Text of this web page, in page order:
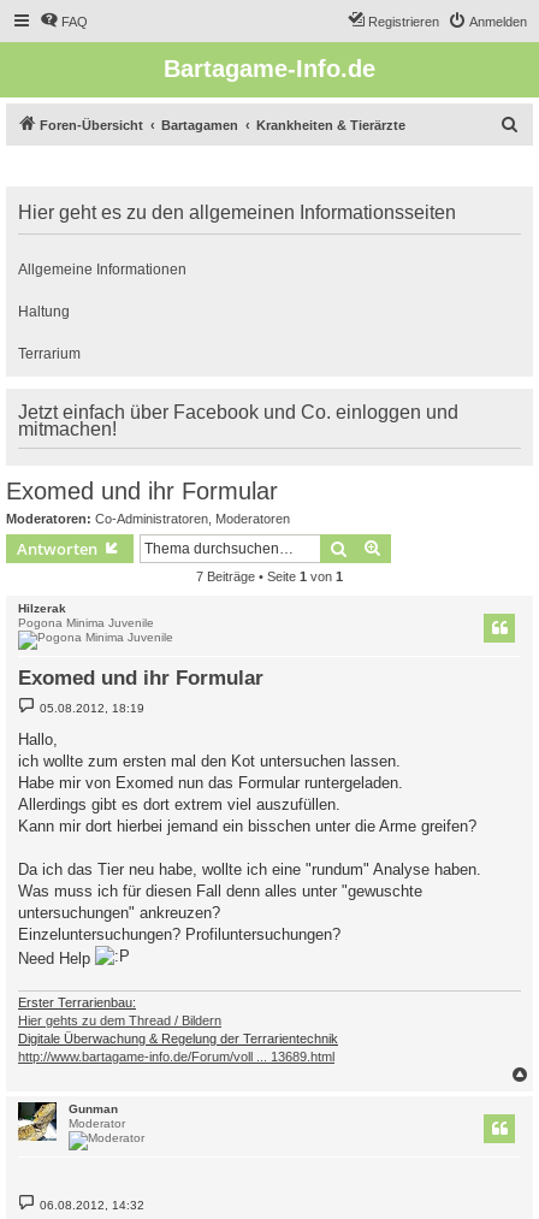
FAQ Anmelden
Registrieren
Bartagame-Info.de
Foren-Übersicht Bartagamen Krankheiten & Tierärzte
e
Hier geht es zu den allgemeinen Informationsseiten
Allgemeine Informationen
Haltung
Terrarium
Jetzt einfach über Facebook und Co. einloggen und
mitmachen!
Exomed und ihr Formular
Moderatoren: Co-Administratoren Moderatoren
Antworten Suche
7 Beiträge • Seite 1 von 1
Hilzerak
Pogona Minima Juvenile
Exomed und ihr Formular
B
e
i
t
r
a
g
05.08.2012, 18:19
Hallo,
ich wollte zum ersten mal den Kot untersuchen lassen.
Habe mir von Exomed nun das Formular runtergeladen.
Allerdings gibt es dort extrem viel auszufüllen.
Kann mir dort hierbei jemand ein bisschen unter die Arme greifen?
Da ich das Tier neu habe, wollte ich eine "rundum" Analyse haben.
Was muss ich für diesen Fall denn alles unter "gewuschte
untersuchungen" ankreuzen?
Einzeluntersuchungen? Profiluntersuchungen?
Need Help
Erster Terrarienbau:
Hier gehts zu dem Thread / Bildern
Digitale Überwachung & Regelung der Terrarientechnik
http://www.bartagame-info.de/Forum/voll ... 13689.html
Gunman
Moderator
B
e
06.08.2012, 14:32